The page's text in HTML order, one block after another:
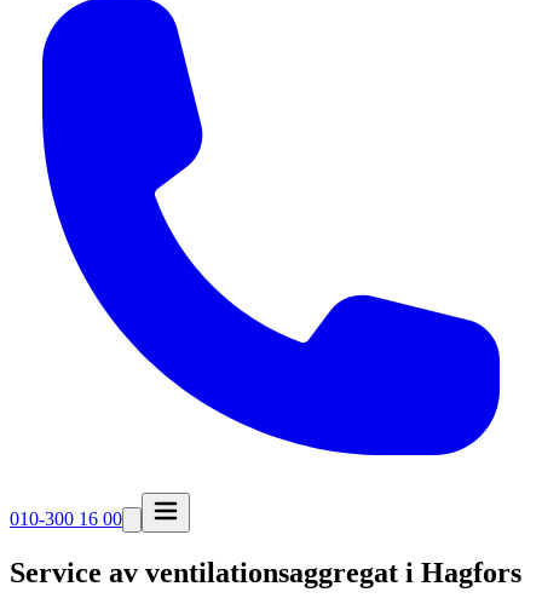
010-300 16 00
Service av ventilationsaggregat i Hagfors